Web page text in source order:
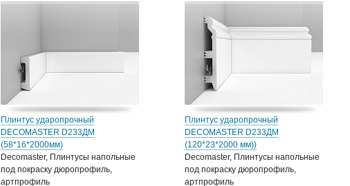
Плинтус ударопрочный
DECOMASTER D233ДМ
(58*16*2000мм)
Decomaster, Плинтусы напольные
под покраску дюропрофиль,
артпрофиль
Плинтус ударопрочный
DECOMASTER D233ДМ
(120*23*2000 мм))
Decomaster, Плинтусы напольные
под покраску дюропрофиль,
артпрофиль